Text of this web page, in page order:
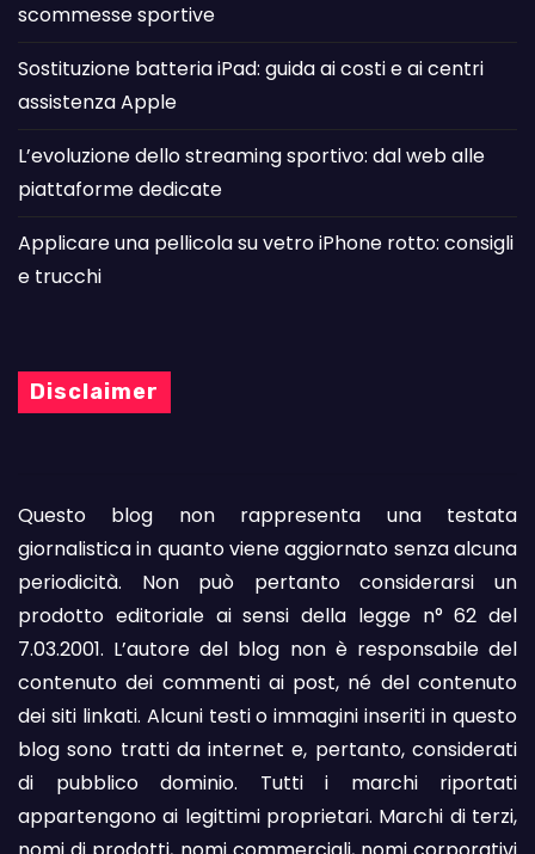
scommesse sportive
Sostituzione batteria iPad: guida ai costi e ai centri
assistenza Apple
L’evoluzione dello streaming sportivo: dal web alle
piattaforme dedicate
Applicare una pellicola su vetro iPhone rotto: consigli
e trucchi
Disclaimer
Questo blog non rappresenta una testata
giornalistica in quanto viene aggiornato senza alcuna
periodicità. Non può pertanto considerarsi un
prodotto editoriale ai sensi della legge n° 62 del
7.03.2001. L’autore del blog non è responsabile del
contenuto dei commenti ai post, né del contenuto
dei siti linkati. Alcuni testi o immagini inseriti in questo
blog sono tratti da internet e, pertanto, considerati
di pubblico dominio. Tutti i marchi riportati
appartengono ai legittimi proprietari. Marchi di terzi,